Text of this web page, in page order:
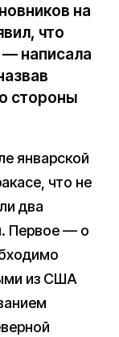
на
что
написала
стороны
январской
что не
два
Первое — о
из США